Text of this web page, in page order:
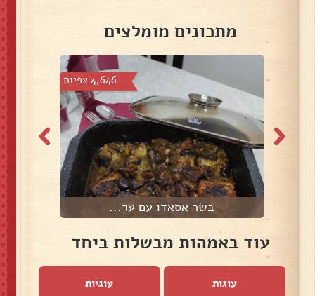
מתכונים מומלצים
4,646 צפיות
בשר אסאדו עם ער...
עוד באמהות מבשלות ביחד
עוגות עוגיות